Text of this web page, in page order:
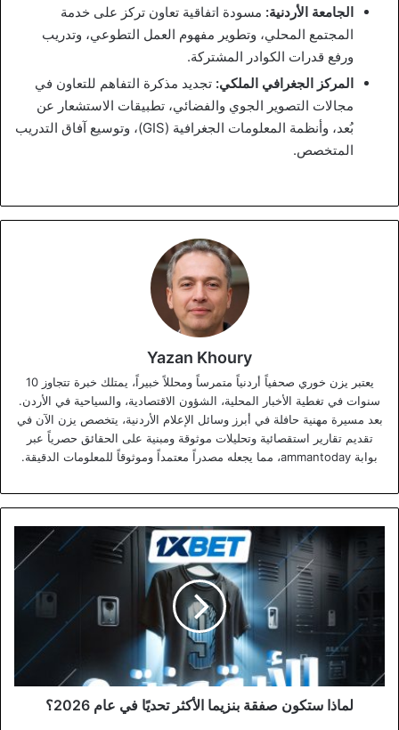
الجامعة الأردنية: مسودة اتفاقية تعاون تركز على خدمة
المجتمع المحلي، وتطوير مفهوم العمل التطوعي، وتدريب
ورفع قدرات الكوادر المشتركة.
المركز الجغرافي الملكي: تجديد مذكرة التفاهم للتعاون في
مجالات التصوير الجوي والفضائي، تطبيقات الاستشعار عن
بُعد، وأنظمة المعلومات الجغرافية (GIS)، وتوسيع آفاق التدريب
المتخصص.
Yazan Khoury
يعتبر يزن خوري صحفياً أردنياً متمرساً ومحللاً خبيراً، يمتلك خبرة تتجاوز 10
سنوات في تغطية الأخبار المحلية، الشؤون الاقتصادية، والسياحية في الأردن.
بعد مسيرة مهنية حافلة في أبرز وسائل الإعلام الأردنية، يتخصص يزن الآن في
تقديم تقارير استقصائية وتحليلات موثوقة ومبنية على الحقائق حصرياً عبر
بوابة ammantoday، مما يجعله مصدراً معتمداً وموثوقاً للمعلومات الدقيقة.
صفقة
بنزيما
تحديًا
2026؟
لماذا ستكون صفقة بنزيما الأكثر تحديًا في عام 2026؟